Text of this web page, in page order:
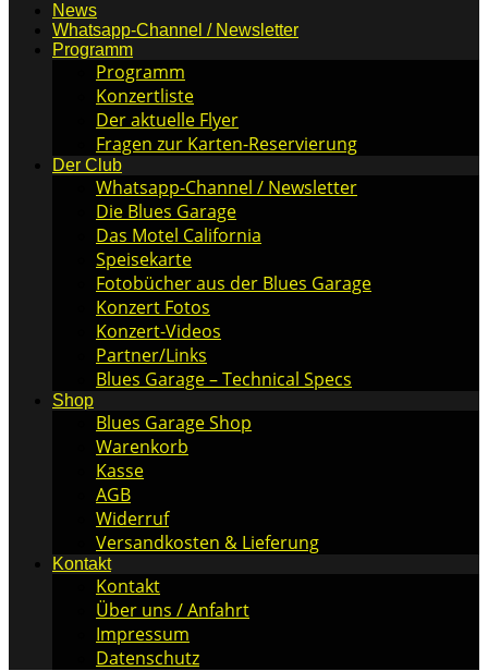
News
Whatsapp-Channel / Newsletter
Programm
Programm
Konzertliste
Der aktuelle Flyer
Fragen zur Karten-Reservierung
Der Club
Whatsapp-Channel / Newsletter
Die Blues Garage
Das Motel California
Speisekarte
Fotobücher aus der Blues Garage
Konzert Fotos
Konzert-Videos
Partner/Links
Blues Garage – Technical Specs
Shop
Blues Garage Shop
Warenkorb
Kasse
AGB
Widerruf
Versandkosten & Lieferung
Kontakt
Kontakt
Über uns / Anfahrt
Impressum
Datenschutz